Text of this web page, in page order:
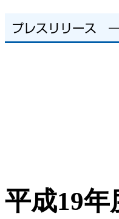
平成19